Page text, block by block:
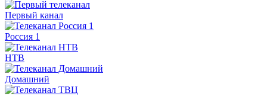
Первый канал
Россия 1
НТВ
Домашний